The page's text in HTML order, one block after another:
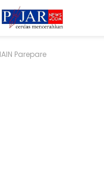
IAIN Parepare